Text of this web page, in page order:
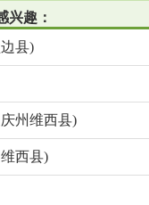
兴趣：
县)
州维西县)
西县)